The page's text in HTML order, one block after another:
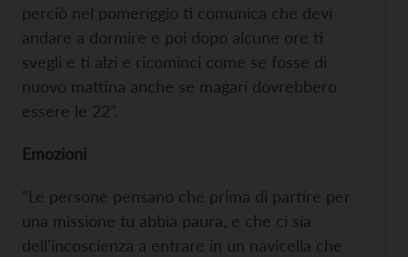
perciò nel pomeriggio ti comunica che devi
andare a dormire e poi dopo alcune ore ti
svegli e ti alzi e ricominci come se fosse di
nuovo mattina anche se magari dovrebbero
essere le 22”.
Emozioni
“Le persone pensano che prima di partire per
una missione tu abbia paura, e che ci sia
dell'incoscienza a entrare in un navicella che